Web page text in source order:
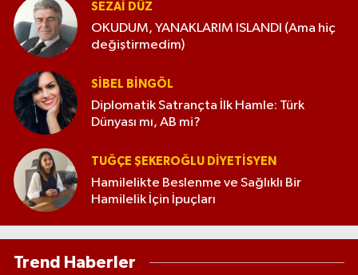
SEZAI DÜZ
OKUDUM, YANAKLARIM ISLANDI (Ama hiç
değiştirmedim)
SIBEL BINGÖL
Diplomatik Satrançta İlk Hamle: Türk
Dünyası mı, AB mi?
TUĞÇE ŞEKEROĞLU DIYETISYEN
Hamilelikte Beslenme ve Sağlıklı Bir
Hamilelik İçin İpuçları
Trend Haberler